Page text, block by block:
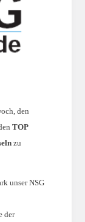
den
TOP
zu
unser NSG
der